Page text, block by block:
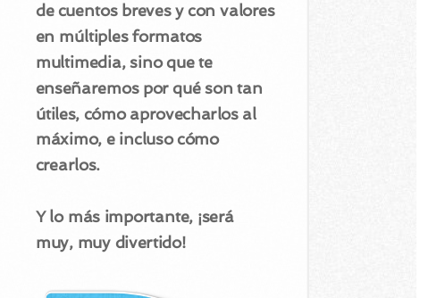
de cuentos breves y con valores
en múltiples formatos
multimedia, sino que te
enseñaremos por qué son tan
útiles, cómo aprovecharlos al
máximo, e incluso cómo
crearlos.
Y lo más importante, ¡será
muy, muy divertido!